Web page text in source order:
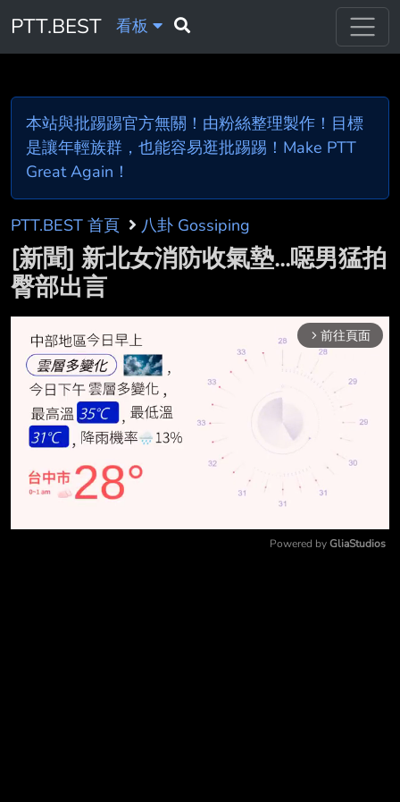
PTT.BEST 看板
本站與批踢踢官方無關！由粉絲整理製作！目標
是讓年輕族群，也能容易逛批踢踢！Make PTT
Great Again！
PTT.BEST 首頁 八卦 Gossiping
[新聞] 新北女消防收氣墊...噁男猛拍
臀部出言
arrow_forward_ios 前往頁面
Powered by GliaStudios